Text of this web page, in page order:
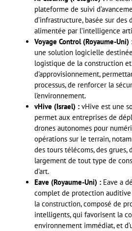
plateforme de suivi
d’infrastructure, basée sur des
alimentée par l’intelligence
Voyage Control (Royaume-Uni)
une solution logicielle
logistique de la construction
d’approvisionnement,
processus, de renforcer la
l’environnement.
vHive (Israel) : vHive est une
permet aux entreprises de
drones autonomes pour
opérations sur le terrain,
des tours télécoms, des grues,
largement de tout type de
d’art.
Eave (Royaume-Uni) : Eave a
complet de protection
la construction, composé de
intelligents, qui favorisent la
environnement immédiat, et